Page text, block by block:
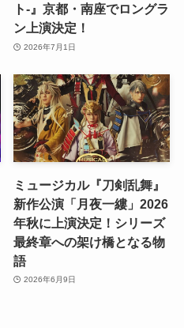
ト-』京都・南座でロングラ
ン上演決定！
2026年7月1日
ミュージカル『刀剣乱舞』
新作公演「月夜一縷」2026
年秋に上演決定！シリーズ
最終章への架け橋となる物
語
2026年6月9日